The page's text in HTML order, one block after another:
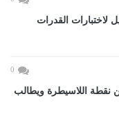
التسجيل لاختبارات القدرات
0
اللاسيطرة ويطالب